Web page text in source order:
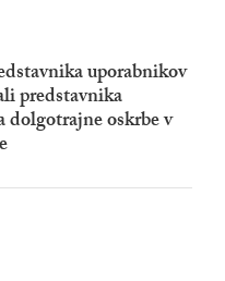
uporabnikov
predstavnika
oskrbe v